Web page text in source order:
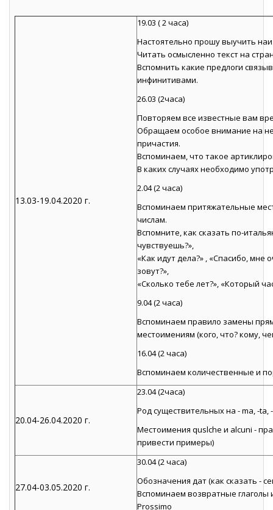
13.03-19.04.2020 г.
19.03 ( 2 часа)
Настоятельно прошу выучить
Читать осмысленно текст на
Вспомнить какие предлоги
инфинитивами.
26.03 (2часа)
Повторяем все известные вам
Обращаем особое внимание на
причастия.
Вспоминаем, что такое
В каких случаях необходимо
2.04 (2 часа)
Вспоминаем притяжательные
числам.
Вспомните, как сказать по-
чувствуешь?»,
«Как идут дела?» , «Спасибо, мне
зовут?»,
«Сколько тебе лет?», «Который
9.04 (2 часа)
Вспоминаем правило замены
местоимениям (кого, что? кому,
16.04 (2 часа)
Вспоминаем количественные и
20.04-26.04.2020 г.
23.04 (2часа)
Род существительных на - ma, -ta,
Местоимения quslche и alcuni -
привести примеры)
27.04-03.05.2020 г.
30.04 (2 часа)
Обозначения дат (как сказать -
Вспоминаем возвратные глаголы
Prossimo